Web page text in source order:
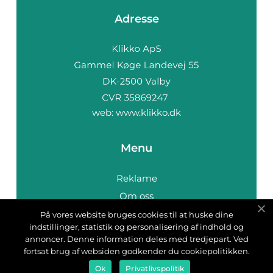
Adresse
web: www.klikko.dk
Menu
Reklame
Om oss
Cookies
Kontakt Oss
Sitemap
På vores website bruges cookies til at huske dine
indstillinger, statistik og personalisering af indhold og
annoncer. Denne information deles med tredjepart. Ved
fortsat brug af websiden godkender du cookiepolitikken.
Ok Privatlivspolitik